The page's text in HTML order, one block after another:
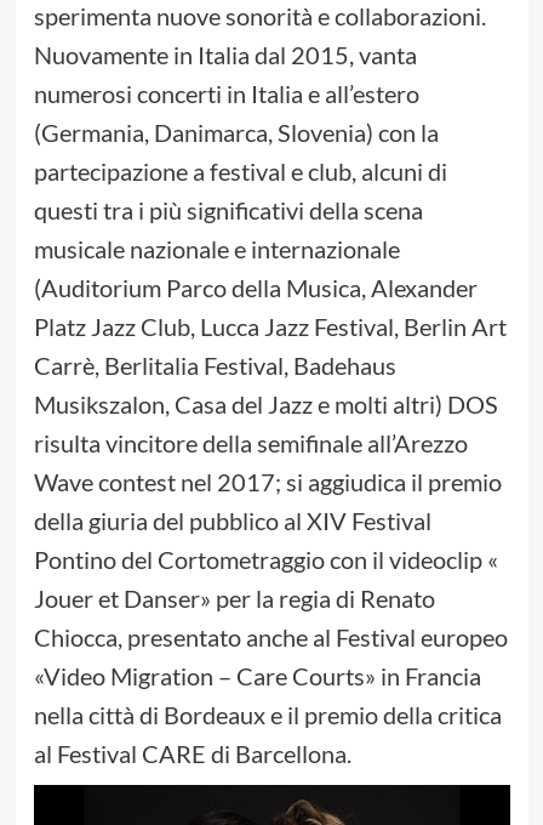
sperimenta nuove sonorità e collaborazioni.
Nuovamente in Italia dal 2015, vanta
numerosi concerti in Italia e all’estero
(Germania, Danimarca, Slovenia) con la
partecipazione a festival e club, alcuni di
questi tra i più significativi della scena
musicale nazionale e internazionale
(Auditorium Parco della Musica, Alexander
Platz Jazz Club, Lucca Jazz Festival, Berlin Art
Carrè, Berlitalia Festival, Badehaus
Musikszalon, Casa del Jazz e molti altri) DOS
risulta vincitore della semifinale all’Arezzo
Wave contest nel 2017; si aggiudica il premio
della giuria del pubblico al XIV Festival
Pontino del Cortometraggio con il videoclip «
Jouer et Danser» per la regia di Renato
Chiocca, presentato anche al Festival europeo
«Video Migration – Care Courts» in Francia
nella città di Bordeaux e il premio della critica
al Festival CARE di Barcellona.